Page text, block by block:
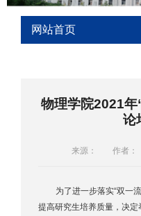
网站首页
物理学院2021
论
来源： 作者：
为了进一步落实“双一
提高研究生培养质量，决定